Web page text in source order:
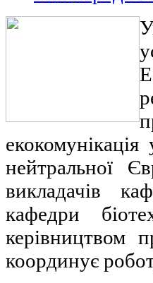
нейтральної
викладачів
кафедри
керівництвом
координує